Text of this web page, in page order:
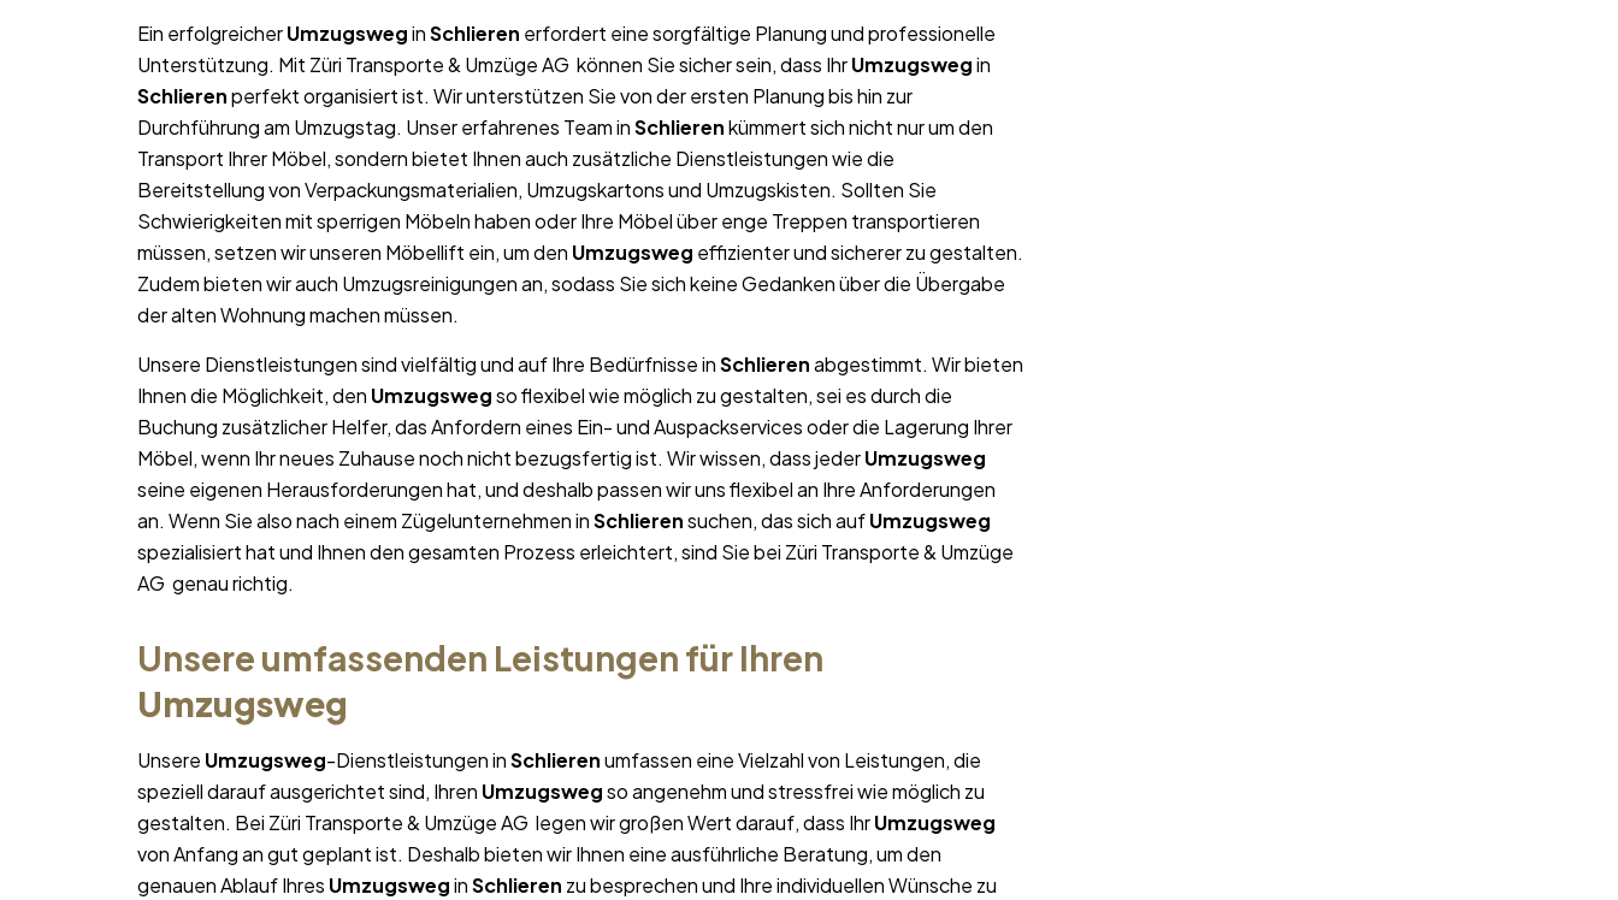
Ein erfolgreicherUmzugsweginSchlieren erfordert eine sorgfältige Planung und professionelle
Unterstützung. Mit Züri Transporte & Umzüge AG können Sie sicher sein, dass IhrUmzugswegin
Schlierenperfekt organisiert ist. Wir unterstützen Sie von der ersten Planung bis hin zur
Durchführung am Umzugstag. Unser erfahrenes Team inSchlierenkümmert sich nicht nur um den
Transport Ihrer Möbel, sondern bietet Ihnen auch zusätzliche Dienstleistungen wie die
Bereitstellung von Verpackungsmaterialien, Umzugskartons und Umzugskisten. Sollten Sie
Schwierigkeiten mit sperrigen Möbeln haben oder Ihre Möbel über enge Treppen transportieren
müssen, setzen wir unseren Möbellift ein, um den Umzugsweg effizienter und sicherer zu gestalten.
Zudem bieten wir auch Umzugsreinigungen an, sodass Sie sich keine Gedanken über die Übergabe
der alten Wohnung machen müssen.
Unsere Dienstleistungen sind vielfältig und auf Ihre Bedürfnisse inSchlierenabgestimmt. Wir bieten
Ihnen die Möglichkeit, den Umzugswegso flexibel wie möglich zu gestalten, sei es durch die
Buchung zusätzlicher Helfer, das Anfordern eines Ein- und Auspackservices oder die Lagerung Ihrer
Möbel, wenn Ihr neues Zuhause noch nicht bezugsfertig ist. Wir wissen, dass jederUmzugsweg
seine eigenen Herausforderungen hat, und deshalb passen wir uns flexibel an Ihre Anforderungen
an. Wenn Sie also nach einem Zügelunternehmen inSchlierensuchen, das sich aufUmzugsweg
spezialisiert hat und Ihnen den gesamten Prozess erleichtert, sind Sie bei Züri Transporte & Umzüge
AG genau richtig.
Unsere umfassenden Leistungen für Ihren
Umzugsweg
Unsere Umzugsweg-Dienstleistungen inSchlierenumfassen eine Vielzahl von Leistungen, die
speziell darauf ausgerichtet sind, Ihren Umzugswegso angenehm und stressfrei wie möglich zu
gestalten. Bei Züri Transporte & Umzüge AG legen wir großen Wert darauf, dass IhrUmzugsweg
von Anfang an gut geplant ist. Deshalb bieten wir Ihnen eine ausführliche Beratung, um den
genauen Ablauf Ihres UmzugsweginSchlieren zu besprechen und Ihre individuellen Wünsche zu